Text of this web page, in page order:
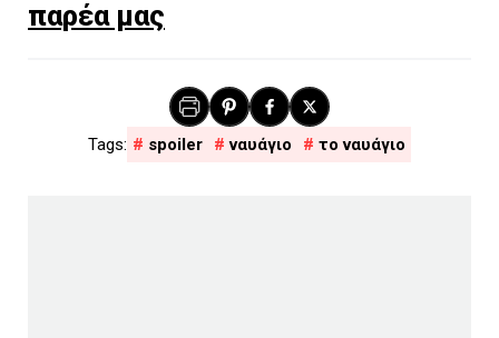
παρέα μας
spoiler ναυάγιο το ναυάγιο